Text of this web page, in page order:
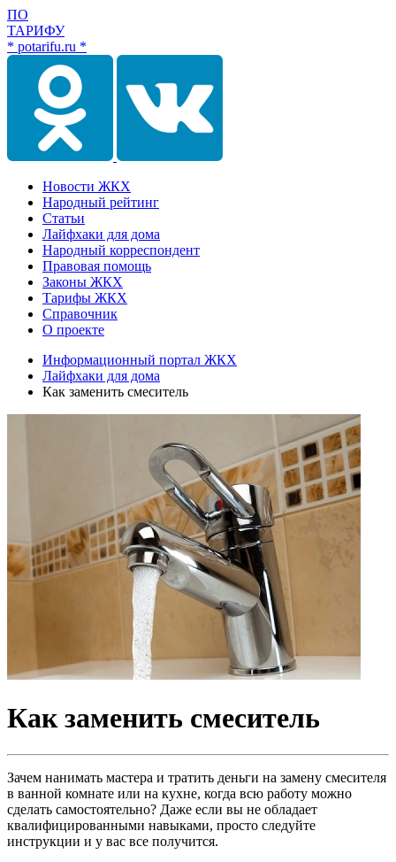
ПО
ТАРИФУ
* potarifu.ru *
Новости ЖКХ
Народный рейтинг
Статьи
Лайфхаки для дома
Народный корреспондент
Правовая помощь
Законы ЖКХ
Тарифы ЖКХ
Справочник
О проекте
Информационный портал ЖКХ
Лайфхаки для дома
Как заменить смеситель
Как заменить смеситель
Зачем нанимать мастера и тратить деньги на замену смесителя
в ванной комнате или на кухне, когда всю работу можно
сделать самостоятельно? Даже если вы не обладает
квалифицированными навыками, просто следуйте
инструкции и у вас все получится.